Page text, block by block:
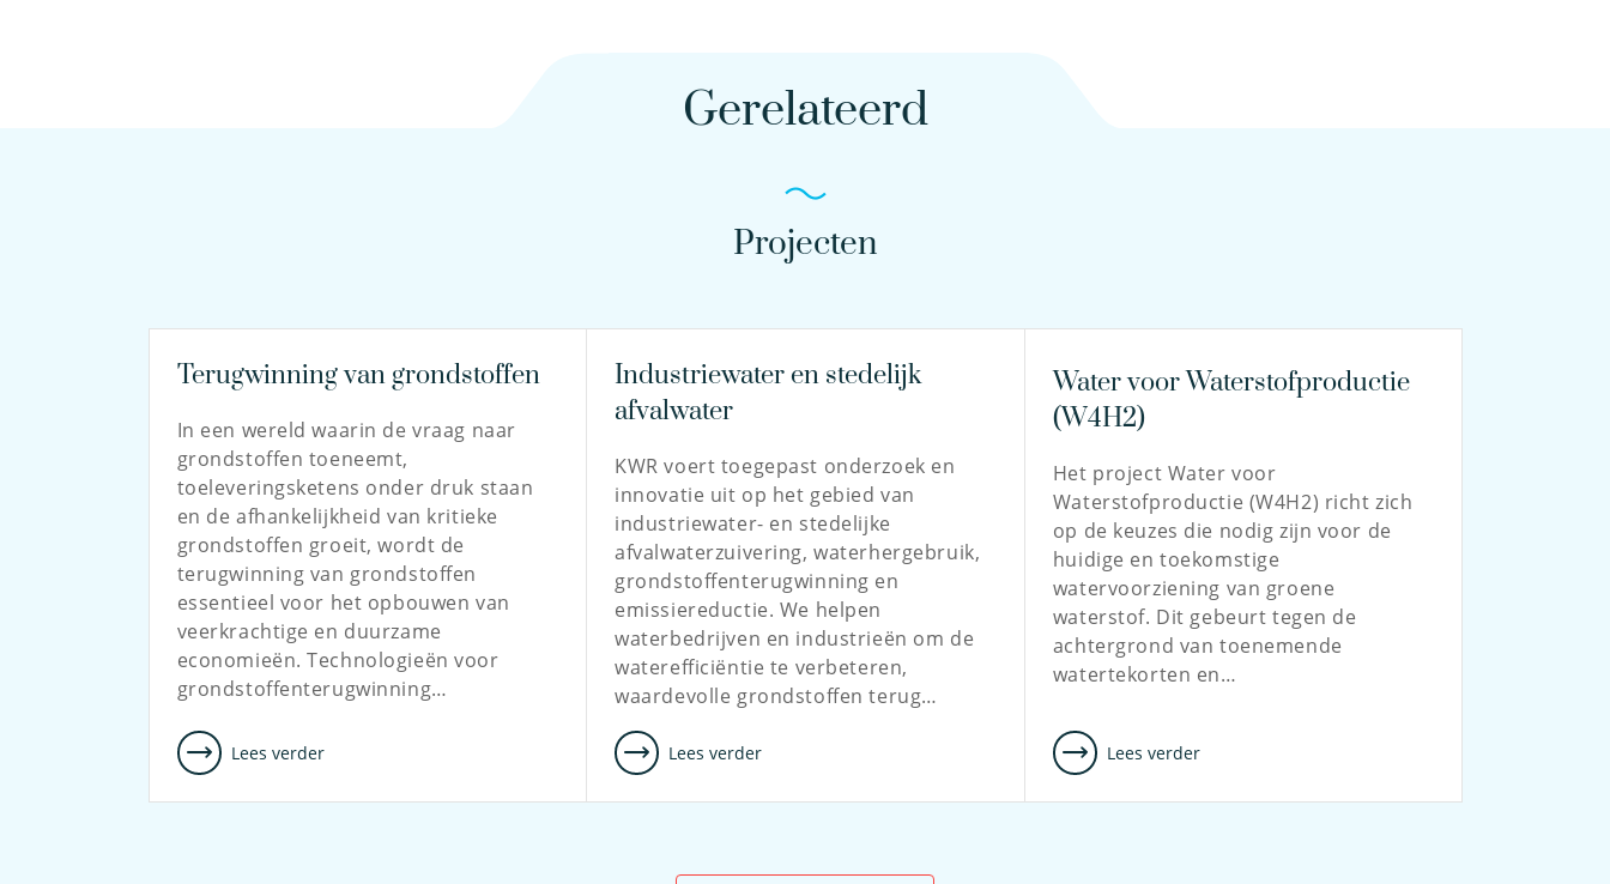
Gerelateerd
Projecten
Terugwinning van grondstoffen
In een wereld waarin de vraag naar
grondstoffen toeneemt,
toeleveringsketens onder druk staan
en de afhankelijkheid van kritieke
grondstoffen groeit, wordt de
terugwinning van grondstoffen
essentieel voor het opbouwen van
veerkrachtige en duurzame
economieën. Technologieën voor
grondstoffenterugwinning…
Lees verder
Industriewater en stedelijk
afvalwater
KWR voert toegepast onderzoek en
innovatie uit op het gebied van
industriewater- en stedelijke
afvalwaterzuivering, waterhergebruik,
grondstoffenterugwinning en
emissiereductie. We helpen
waterbedrijven en industrieën om de
waterefficiëntie te verbeteren,
waardevolle grondstoffen terug…
Lees verder
Water voor Waterstofproductie
(W4H2)
Het project Water voor
Waterstofproductie (W4H2) richt zich
op de keuzes die nodig zijn voor de
huidige en toekomstige
watervoorziening van groene
waterstof. Dit gebeurt tegen de
achtergrond van toenemende
watertekorten en…
Lees verder